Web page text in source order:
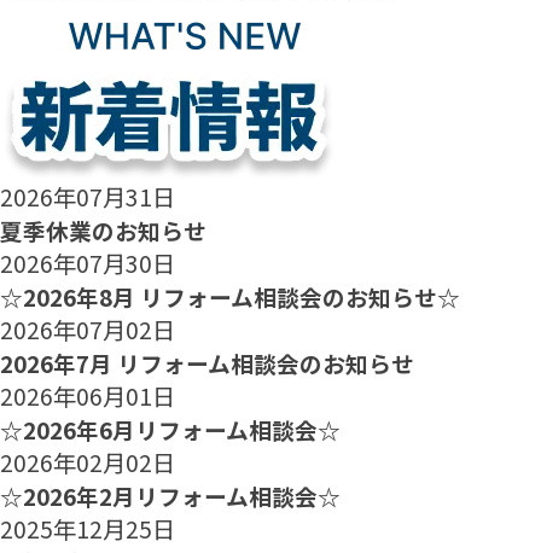
2026年07月31日
夏季休業のお知らせ
2026年07月30日
☆2026年8月 リフォーム相談会のお知らせ☆
2026年07月02日
2026年7月 リフォーム相談会のお知らせ
2026年06月01日
☆2026年6月リフォーム相談会☆
2026年02月02日
☆2026年2月リフォーム相談会☆
2025年12月25日